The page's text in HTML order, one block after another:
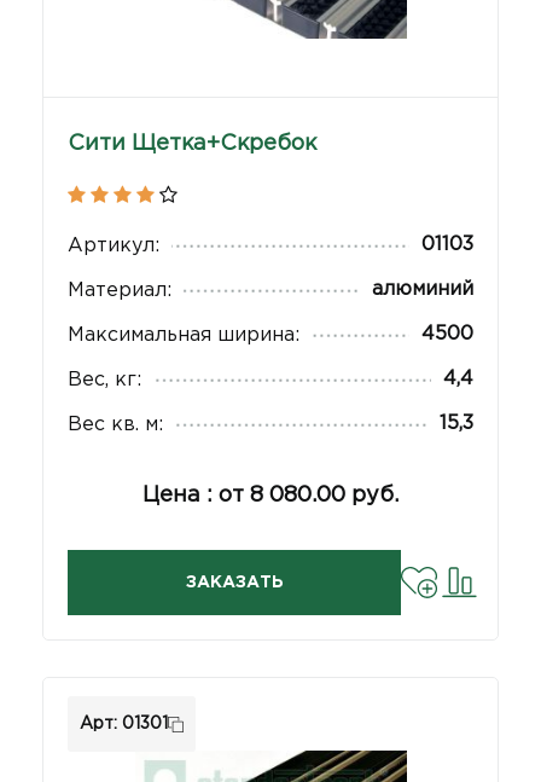
Сити Щетка+Скребок
Артикул: 01103
Материал: алюминий
Максимальная ширина: 4500
Вес, кг: 4,4
Вес кв. м: 15,3
Цена : от 8 080.00 руб.
ЗАКАЗАТЬ
Арт: 01301